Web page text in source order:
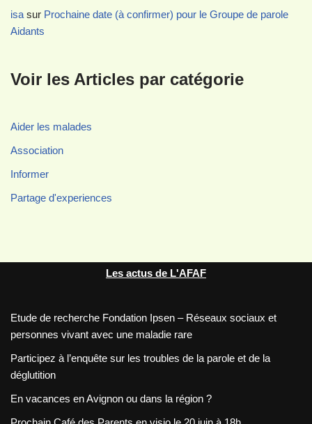
isa sur Prochaine date (à confirmer) pour le Groupe de parole
Aidants
Voir les Articles par catégorie
Aider les malades
Association
Informer
Partage d'experiences
Les actus de L'AFAF
Etude de recherche Fondation Ipsen – Réseaux sociaux et
personnes vivant avec une maladie rare
Participez à l’enquête sur les troubles de la parole et de la
déglutition
En vacances en Avignon ou dans la région ?